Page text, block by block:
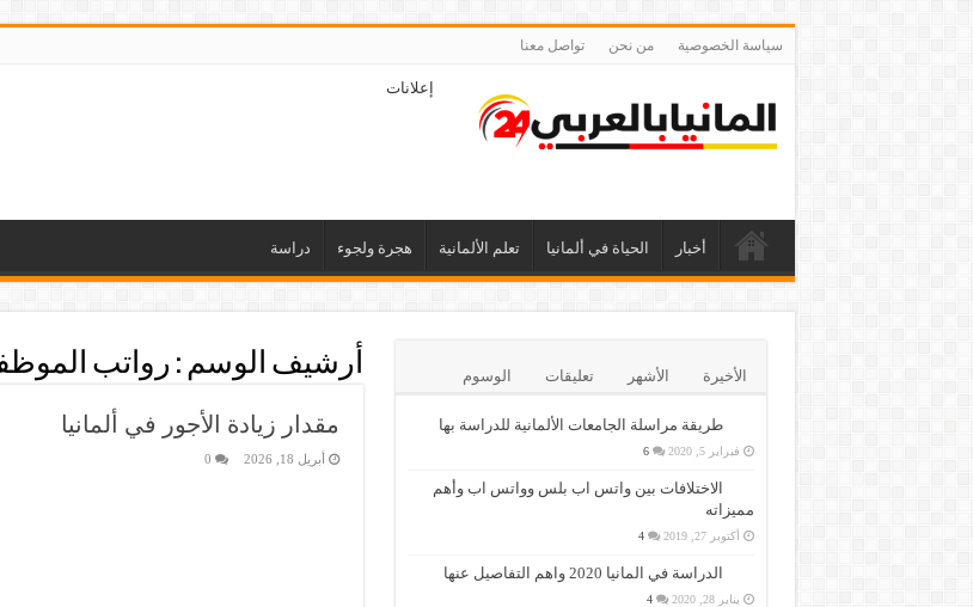
سياسة الخصوصية من نحن تواصل معنا
إعلانات
أخبار الحياة في ألمانيا تعلم الألمانية هجرة ولجوء دراسة
أرشيف الوسم : رواتب
مقدار زيادة الأجور في ألمانيا
أبريل 18, 2026 0
الأخيرة الأشهر تعليقات الوسوم
طريقة مراسلة الجامعات الألمانية للدراسة بها
فبراير 5, 2020 6
الاختلافات بين واتس اب بلس وواتس اب وأهم
مميزاته
أكتوبر 27, 2019 4
الدراسة في المانيا 2020 واهم التفاصيل عنها
يناير 28, 2020 4